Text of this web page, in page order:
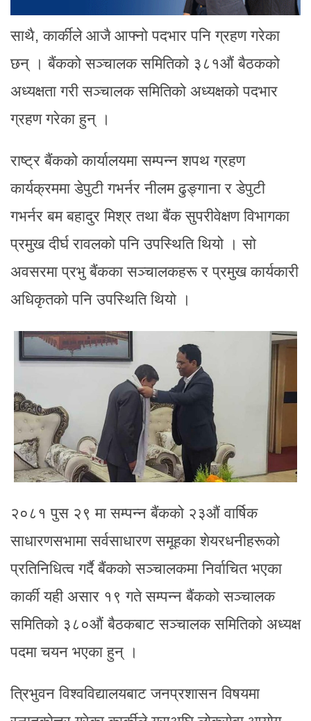
साथै, कार्कीले आजै आफ्नो पदभार पनि ग्रहण गरेका
छन् । बैंकको सञ्चालक समितिको ३८१औं बैठकको
अध्यक्षता गरी सञ्चालक समितिको अध्यक्षको पदभार
ग्रहण गरेका हुन् ।
राष्ट्र बैंकको कार्यालयमा सम्पन्न शपथ ग्रहण
कार्यक्रममा डेपुटी गभर्नर नीलम ढुङ्गाना र डेपुटी
गभर्नर बम बहादुर मिश्र तथा बैंक सुपरीवेक्षण विभागका
प्रमुख दीर्घ रावलको पनि उपस्थिति थियो । सो
अवसरमा प्रभु बैंकका सञ्चालकहरू र प्रमुख कार्यकारी
अधिकृतको पनि उपस्थिति थियो ।
२०८१ पुस २९ मा सम्पन्न बैंकको २३औं वार्षिक
साधारणसभामा सर्वसाधारण समूहका शेयरधनीहरूको
प्रतिनिधित्व गर्दै बैंकको सञ्चालकमा निर्वाचित भएका
कार्की यही असार १९ गते सम्पन्न बैंकको सञ्चालक
समितिको ३८०औं बैठकबाट सञ्चालक समितिको अध्यक्ष
पदमा चयन भएका हुन् ।
त्रिभुवन विश्वविद्यालयबाट जनप्रशासन विषयमा